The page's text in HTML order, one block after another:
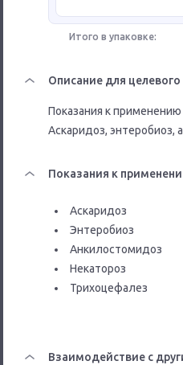
Итого в упаковке:
Описание для
Показания к применению
Аскаридоз, энтеробиоз,
Показания к
Аскаридоз
Энтеробиоз
Анкилостомидоз
Некатороз
Трихоцефалез
Взаимодействие с